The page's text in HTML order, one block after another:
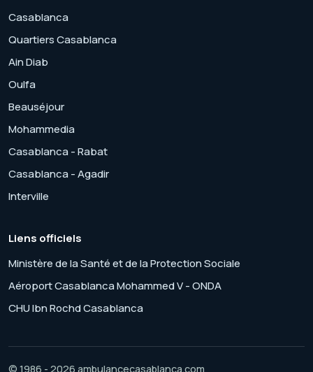
Casablanca
Quartiers Casablanca
Ain Diab
Oulfa
Beauséjour
Mohammedia
Casablanca - Rabat
Casablanca - Agadir
Interville
Liens officiels
Ministère de la Santé et de la Protection Sociale
Aéroport Casablanca Mohammed V - ONDA
CHU Ibn Rochd Casablanca
© 1986 - 2026 ambulancecasablanca.com